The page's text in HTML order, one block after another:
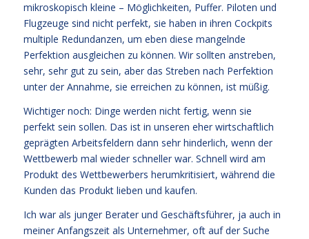
mikroskopisch kleine – Möglichkeiten, Puffer. Piloten und
Flugzeuge sind nicht perfekt, sie haben in ihren Cockpits
multiple Redundanzen, um eben diese mangelnde
Perfektion ausgleichen zu können. Wir sollten anstreben,
sehr, sehr gut zu sein, aber das Streben nach Perfektion
unter der Annahme, sie erreichen zu können, ist müßig.
Wichtiger noch: Dinge werden nicht fertig, wenn sie
perfekt sein sollen. Das ist in unseren eher wirtschaftlich
geprägten Arbeitsfeldern dann sehr hinderlich, wenn der
Wettbewerb mal wieder schneller war. Schnell wird am
Produkt des Wettbewerbers herumkritisiert, während die
Kunden das Produkt lieben und kaufen.
Ich war als junger Berater und Geschäftsführer, ja auch in
meiner Anfangszeit als Unternehmer, oft auf der Suche